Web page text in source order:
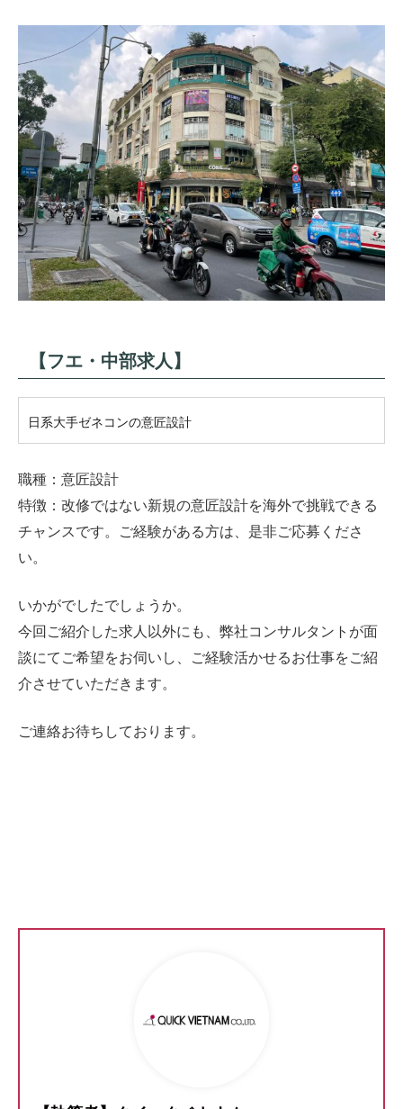
【フエ・中部求人】
日系大手ゼネコンの意匠設計
職種：意匠設計
特徴：改修ではない新規の意匠設計を海外で挑戦できる
チャンスです。ご経験がある方は、是非ご応募くださ
い。
いかがでしたでしょうか。
今回ご紹介した求人以外にも、弊社コンサルタントが面
談にてご希望をお伺いし、ご経験活かせるお仕事をご紹
介させていただきます。
ご連絡お待ちしております。